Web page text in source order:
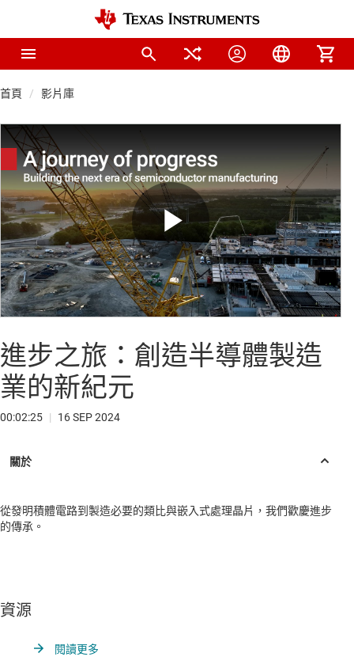
首頁 影片庫
Play
Video
進步之旅：創造半導體製造
業的新紀元
00:02:25 | 16 SEP 2024
從發明積體電路到製造必要的類比與嵌入式處理晶片，我們歡慶進步
的傳承。
資源
閱讀更多